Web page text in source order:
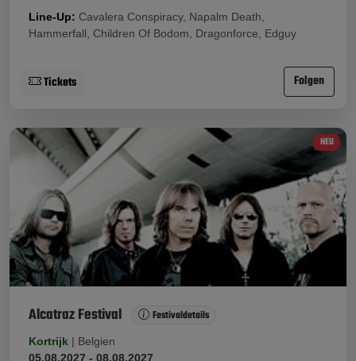
Line-Up: Cavalera Conspiracy, Napalm Death,
Hammerfall, Children Of Bodom, Dragonforce, Edguy
Tickets Folgen
NEU
Alcatraz Festival Festivaldetails
Kortrijk | Belgien
05.08.2027 - 08.08.2027